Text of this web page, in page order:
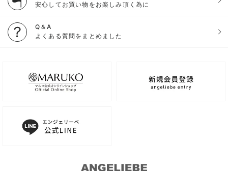
安心してお買い物をお楽しみ頂く為に
Q＆A
よくある質問をまとめました